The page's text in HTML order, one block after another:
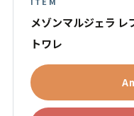
メゾンマルジェラ レ
トワレ